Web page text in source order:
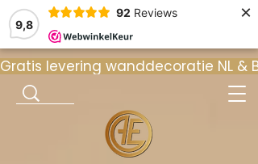
9,8
92 Reviews ×
Gratis levering wanddecoratie NL